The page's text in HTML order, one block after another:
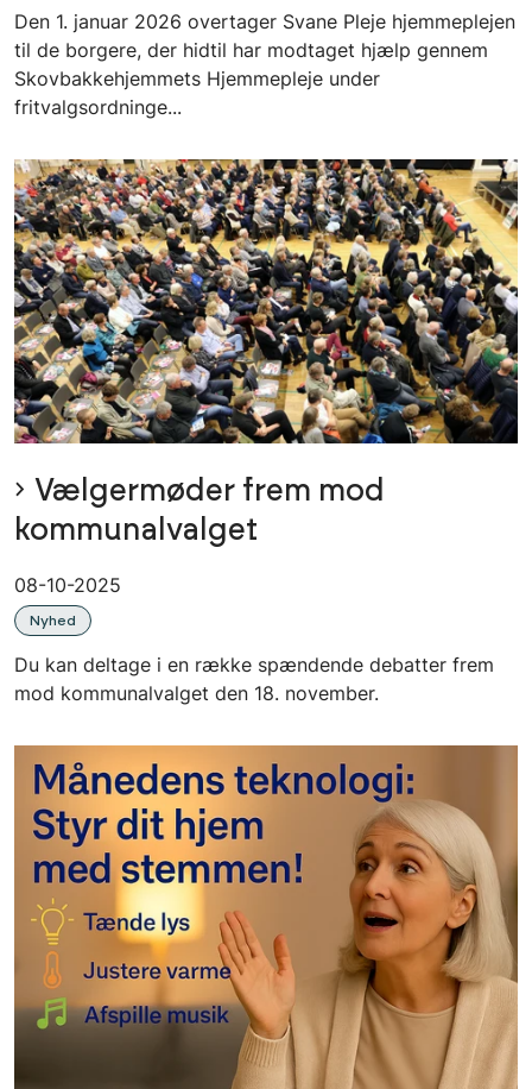
Den 1. januar 2026 overtager Svane Pleje hjemmeplejen
til de borgere, der hidtil har modtaget hjælp gennem
Skovbakkehjemmets Hjemmepleje under
fritvalgsordninge...
Vælgermøder frem mod
kommunalvalget
08-10-2025
Nyhed
Du kan deltage i en række spændende debatter frem
mod kommunalvalget den 18. november.